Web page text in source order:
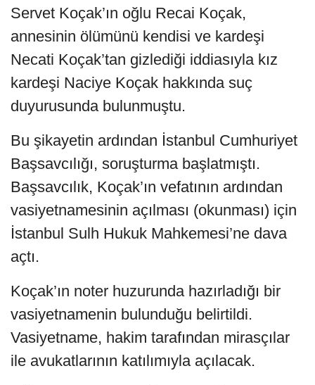
Servet Koçak’ın oğlu Recai Koçak,
annesinin ölümünü kendisi ve kardeşi
Necati Koçak’tan gizlediği iddiasıyla kız
kardeşi Naciye Koçak hakkında suç
duyurusunda bulunmuştu.
Bu şikayetin ardından İstanbul Cumhuriyet
Başsavcılığı, soruşturma başlatmıştı.
Başsavcılık, Koçak’ın vefatının ardından
vasiyetnamesinin açılması (okunması) için
İstanbul Sulh Hukuk Mahkemesi’ne dava
açtı.
Koçak’ın noter huzurunda hazırladığı bir
vasiyetnamenin bulunduğu belirtildi.
Vasiyetname, hakim tarafından mirasçılar
ile avukatlarının katılımıyla açılacak.